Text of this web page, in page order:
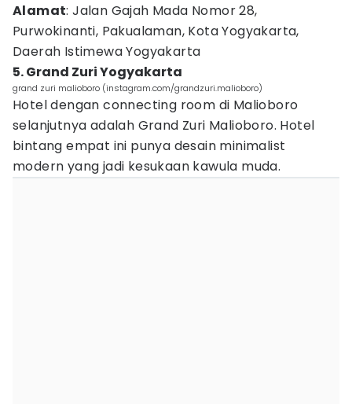
Alamat: Jalan Gajah Mada Nomor 28,
Purwokinanti, Pakualaman, Kota Yogyakarta,
Daerah Istimewa Yogyakarta
5. Grand Zuri Yogyakarta
grand zuri malioboro (instagram.com/grandzuri.malioboro)
Hotel dengan connecting room di Malioboro
selanjutnya adalah Grand Zuri Malioboro. Hotel
bintang empat ini punya desain minimalist
modern yang jadi kesukaan kawula muda.